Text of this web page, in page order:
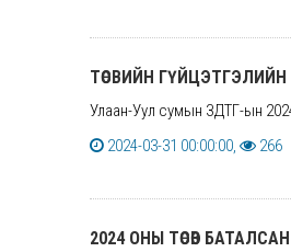
ТӨСВИЙН
Улаан-Уул сумын ЗДТГ-ын
2024-03-31 00:00:00,
266
2024 ОНЫ ТӨСӨВ